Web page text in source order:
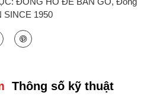
SINCE 1950
Thông số kỹ thuật